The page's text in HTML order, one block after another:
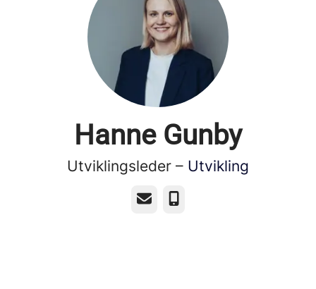
Hanne Gunby
Utviklingsleder – Utvikling
E-postTelefonnummer